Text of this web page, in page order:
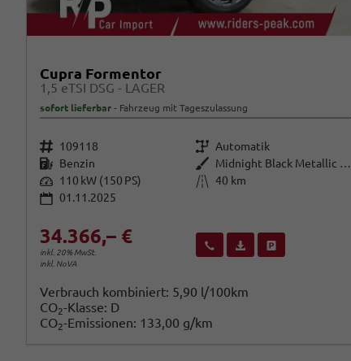
Cupra Formentor
1,5 eTSI DSG - LAGER
sofort lieferbar Fahrzeug mit Tageszulassung
Fahrzeugnr. 109118 Getriebe Automatik
Kraftstoff Benzin Außenfarbe
Midnight Black Metallic (0E)
Leistung 110 kW (150 PS) Kilometerstand 40 km
01.11.2025
34.366,– €
inkl. 20% MwSt.
inkl. NoVA
Wir rufen Sie anFahrzeugexposé (PDF)
Verbrauch kombiniert: 5,90 l/100km
CO2-Klasse: D
CO2-Emissionen: 133,00 g/km